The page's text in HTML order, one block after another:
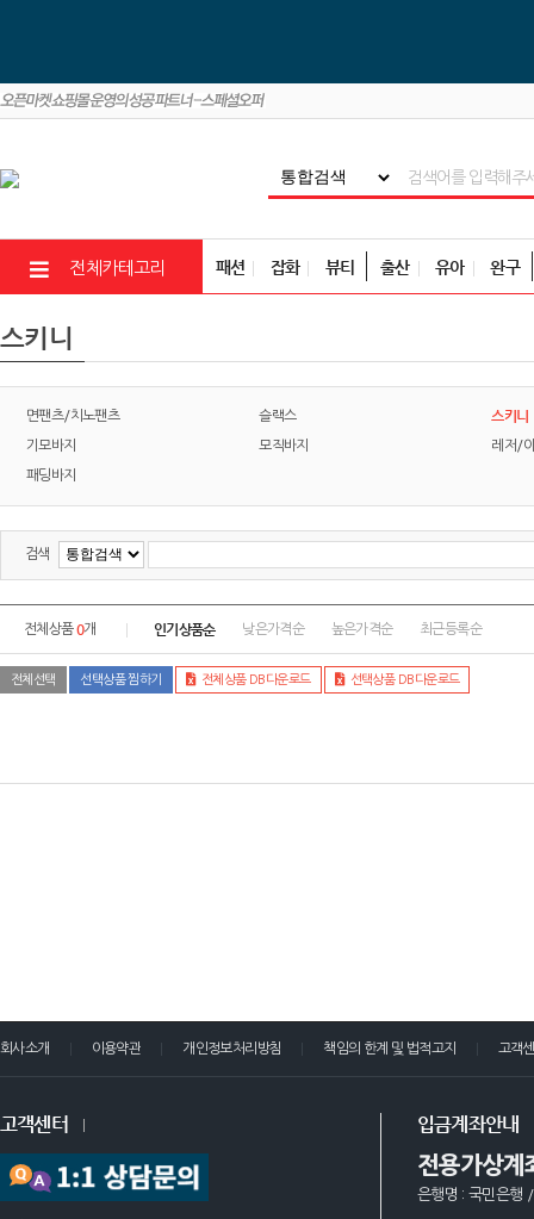
전체카테고리 패션 잡화 뷰티 출산 유아 완구
스키니
면팬츠/치노팬츠 슬랙스 스키니
기모바지 모직바지 레저/
패딩바지
검색
전체상품0개 인기상품순 낮은가격순 높은가격순 최근등록순
전체선택 선택상품 찜하기 전체상품 DB다운로드 선택상품 DB다운로드
회사소개 이용약관 개인정보처리방침 책임의 한계 및 법적고지 고객
고객센터 입금계좌안내
전용가상계
은행명 : 국민은행